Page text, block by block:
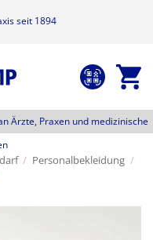
seit 1894
Ärzte, Praxen und medizinische
/ Personalbekleidung /